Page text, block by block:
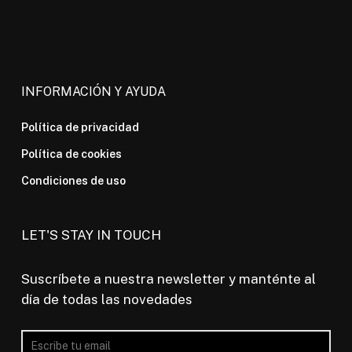
INFORMACIÓN Y AYUDA
Política de privacidad
Política de cookies
Condiciones de uso
LET'S STAY IN TOUCH
Suscríbete a nuestra newsletter y manténte al
día de todas las novedades